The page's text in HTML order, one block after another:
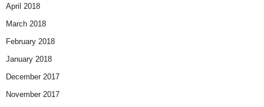
April 2018
March 2018
February 2018
January 2018
December 2017
November 2017